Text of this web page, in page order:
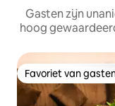
Gasten zijn
hoog
Favoriet van
Favoriet van